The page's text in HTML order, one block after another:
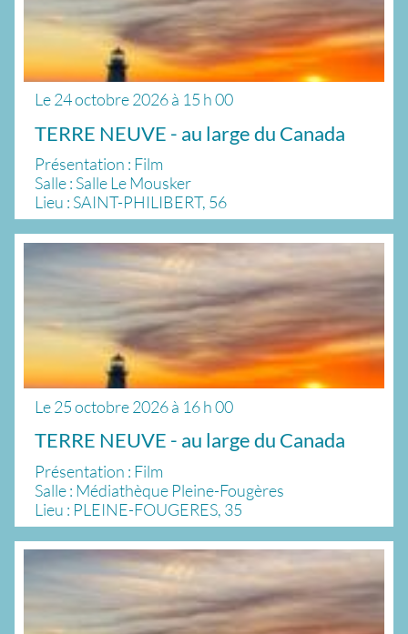
Le24 octobre 2026à 15 h 00
TERRE NEUVE - au large du Canada
Présentation : Film
Salle : Salle Le Mousker
Lieu : SAINT-PHILIBERT, 56
Le25 octobre 2026à 16 h 00
TERRE NEUVE - au large du Canada
Présentation : Film
Salle : Médiathèque Pleine-Fougères
Lieu : PLEINE-FOUGERES, 35